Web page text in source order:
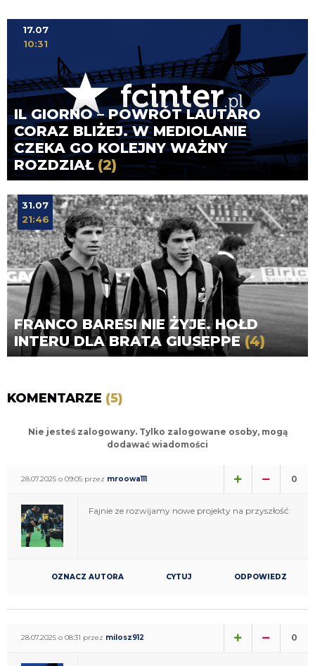
IL GIORNO – POWRÓT LAUTARO
CORAZ BLIŻEJ. W MEDIOLANIE
CZEKA GO KOLEJNY WAŻNY
ROZDZIAŁ (2)
17.07
10:31
FRANCO BARESI NIE ŻYJE. HOŁD
INTERU DLA BRATA GIUSEPPE(4)
31.07
21:46
KOMENTARZE (5)
Nie jesteś zalogowany. Tylko zalogowane osoby, mogą
dodawać wiadomości
28.07.2025 o 09:05 przez mroowa111 0
Fajnie ze rozwijamy nowe projekty na przyszłość
OZNACZ AUTORA CYTUJ ODPOWIEDZ
28.07.2025 o 08:31 przez milosz912 0